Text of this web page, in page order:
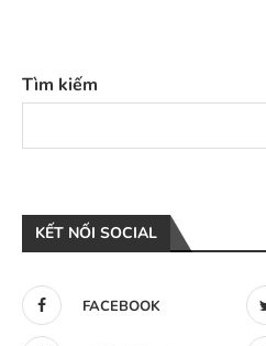
Tìm kiếm
KẾT NỐI SOCIAL
FACEBOOK